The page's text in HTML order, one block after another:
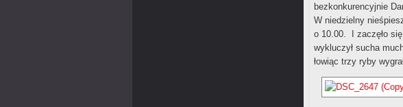
bezkonkurencyjnie
W niedzielny
o 10.00. I zaczęło
wykluczył sucha
łowiąc trzy ryby